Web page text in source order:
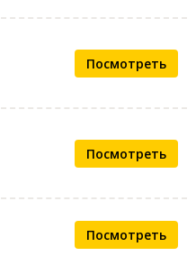
Посмотреть
Посмотреть
Посмотреть